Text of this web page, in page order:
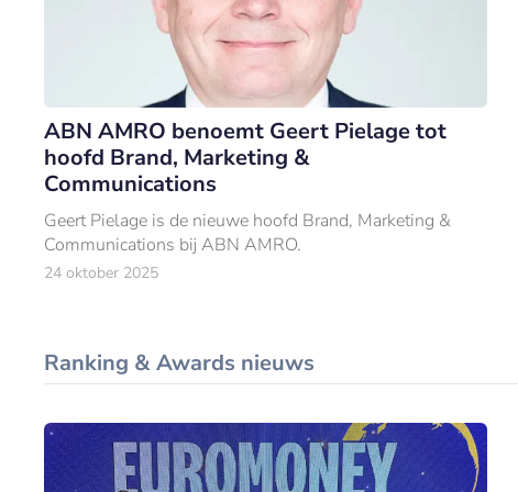
ABN AMRO benoemt Geert Pielage tot
hoofd Brand, Marketing &
Communications
Geert Pielage is de nieuwe hoofd Brand, Marketing &
Communications bij ABN AMRO.
24 oktober 2025
Ranking & Awards nieuws